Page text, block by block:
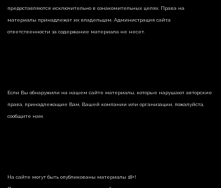
предоставляются исключительно в ознакомительных целях. Права на
материалы принадлежат их владельцам. Администрация сайта
ответственности за содержание материала не несет.
Если Вы обнаружили на нашем сайте материалы, которые нарушают авторские
права, принадлежащие Вам, Вашей компании или организации, пожалуйста,
сообщите нам.
На сайте могут быть опубликованы материалы 18+!